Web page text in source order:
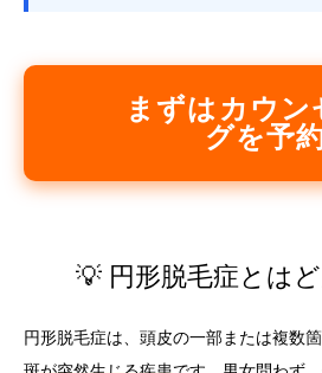
まずはカウン
グを予
💡 円形脱毛症とは
円形脱毛症は、頭皮の一部または複数